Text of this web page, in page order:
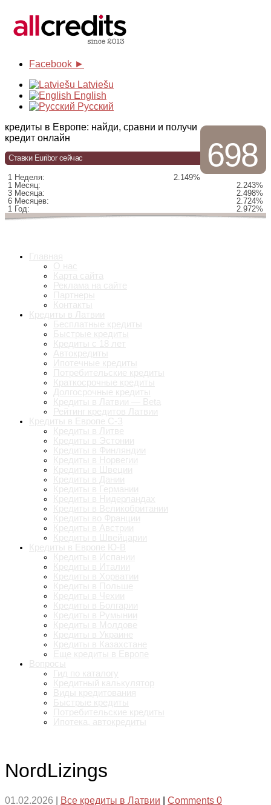
Facebook ►
Latviešu
English
Русский
698
кредиты в Европе: найди, сравни и получи
кредит онлайн
Ставки Euribor сейчас
1 Неделя:
2.149%
1 Месяц:
2.243%
3 Месяца:
2.498%
6 Месяцев:
2.724%
1 Год:
2.972%
NordLizings
01.02.2026 Все кредиты в Латвии
Comments 0